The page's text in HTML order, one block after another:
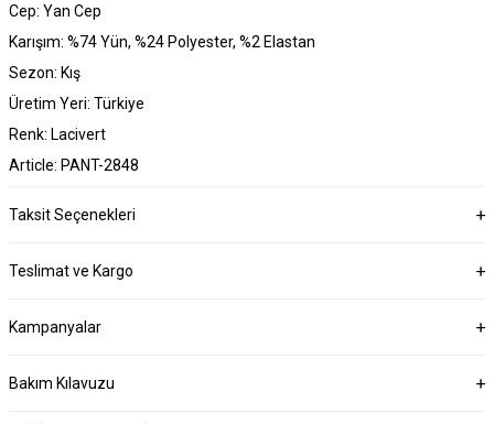
Cep: Yan Cep
Karışım: %74 Yün, %24 Polyester, %2 Elastan
Sezon: Kış
Üretim Yeri: Türkiye
Renk: Lacivert
Article: PANT-2848
Taksit Seçenekleri
Teslimat ve Kargo
Kampanyalar
Bakım Kılavuzu